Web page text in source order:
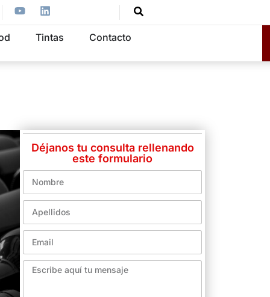
Tintas Contacto
Déjanos tu consulta rellenando
este formulario